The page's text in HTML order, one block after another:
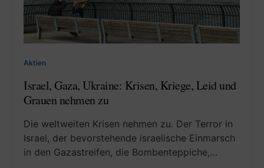
Aktien
Israel, Gaza, Ukraine: Krisen, Kriege, Leid und
Grauen nehmen zu
Die weltweiten Krisen nehmen zu. Der Terror in
Israel, der bevorstehende israelische Einmarsch
in den Gazastreifen, die Bombenteppiche,…